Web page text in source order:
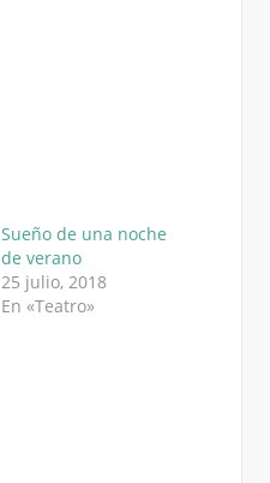
Sueño de una noche
de verano
25 julio, 2018
En «Teatro»